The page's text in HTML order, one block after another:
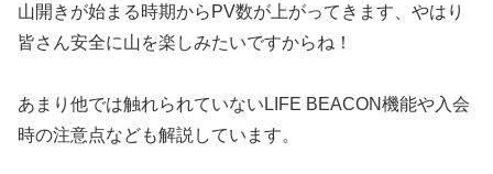
山開きが始まる時期からPV数が上がってきます、やはり
皆さん安全に山を楽しみたいですからね！
あまり他では触れられていないLIFE BEACON機能や入会
時の注意点なども解説しています。